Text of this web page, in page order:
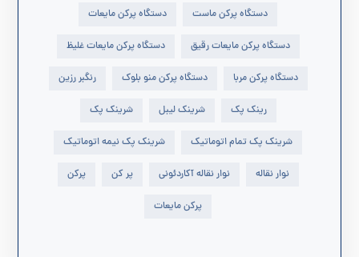
دستگاه پرکن ماست دستگاه پرکن مایعات
دستگاه پرکن مایعات رقیق دستگاه پرکن مایعات غلیظ
دستگاه پرکن مربا دستگاه پرکن منو بلوک رنگبر رزین
رینک پک شرینک لیبل شرینک پک
شرینک پک تمام اتوماتیک شرینک پک نیمه اتوماتیک
نوار نقاله نوار نقاله آکاردئونی پر کن پرکن
پرکن مایعات